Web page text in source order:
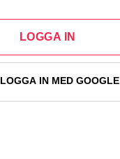
LOGGA IN
LOGGA IN MED GOOGLE